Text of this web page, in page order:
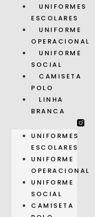
UNIFORMES
ESCOLARES
UNIFORME
OPERACIONAL
UNIFORME
SOCIAL
CAMISETA
POLO
LINHA
BRANCA
UNIFORMES
ESCOLARES
UNIFORME
OPERACIONAL
UNIFORME
SOCIAL
CAMISETA